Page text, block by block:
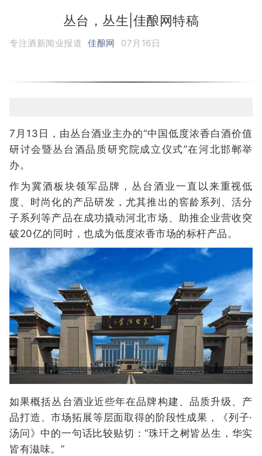
丛台，丛生|佳酿网特稿
专注酒新闻业报道 佳酿网 07月16日
7月13日，由丛台酒业主办的“中国低度浓香白酒价值
研讨会暨丛台酒品质研究院成立仪式”在河北邯郸举
办。
作为冀酒板块领军品牌，丛台酒业一直以来重视低
度、时尚化的产品研发，尤其推出的窖龄系列、活分
子系列等产品在成功撬动河北市场、助推企业营收突
破20亿的同时，也成为低度浓香市场的标杆产品。
如果概括丛台酒业近些年在品牌构建、品质升级、产
品打造、市场拓展等层面取得的阶段性成果，《列子·
汤问》中的一句话比较贴切：“珠玕之树皆丛生，华实
皆有滋味。”